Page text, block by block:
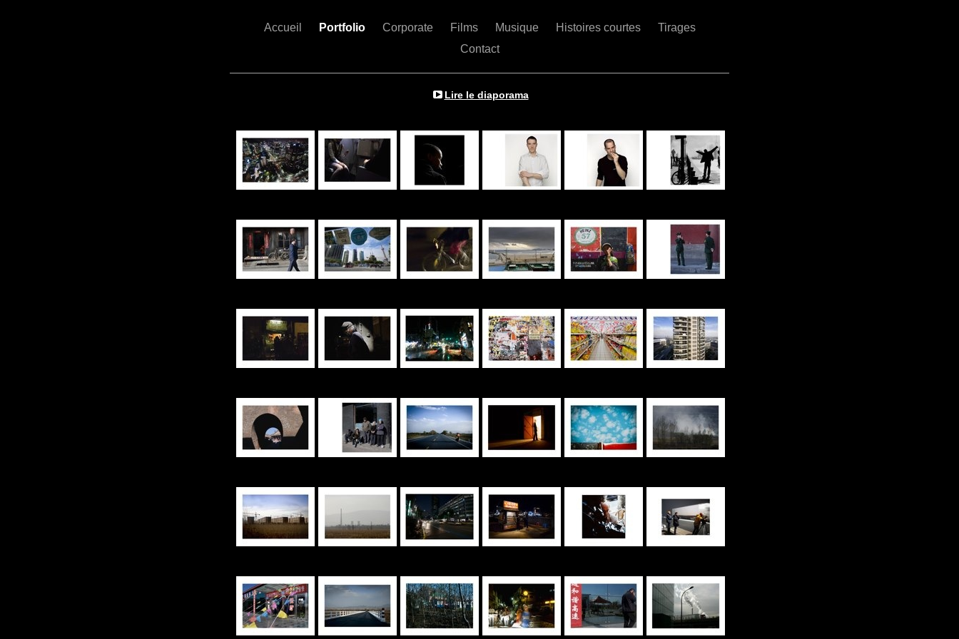
Accueil Portfolio Corporate Films Musique Histoires courtes
Tirages
Contact
Lire le diaporama